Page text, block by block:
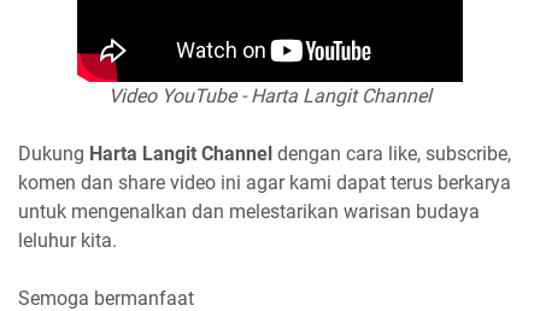
Video YouTube - Harta Langit Channel
Dukung Harta Langit Channel dengan cara like, subscribe,
komen dan share video ini agar kami dapat terus berkarya
untuk mengenalkan dan melestarikan warisan budaya
leluhur kita.
Semoga bermanfaat